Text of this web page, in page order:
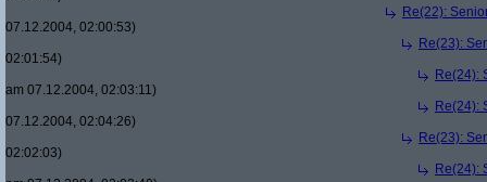
Re(22):
07.12.2004, 02:00:53)
Re(23):
02:01:54)
Re(24):
am 07.12.2004, 02:03:11)
Re(24):
07.12.2004, 02:04:26)
Re(23):
02:02:03)
Re(24):